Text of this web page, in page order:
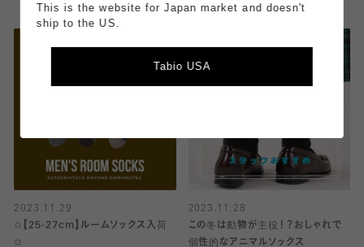
2023.11.29
✩【25-27cm】ルームソックス入荷
✩
2023.11.28
この冬は動物が主役！？おしゃれで
個性的なアニマルソックス
This is the website for Japan market and doesn't
ship to the US.
Tabio USA